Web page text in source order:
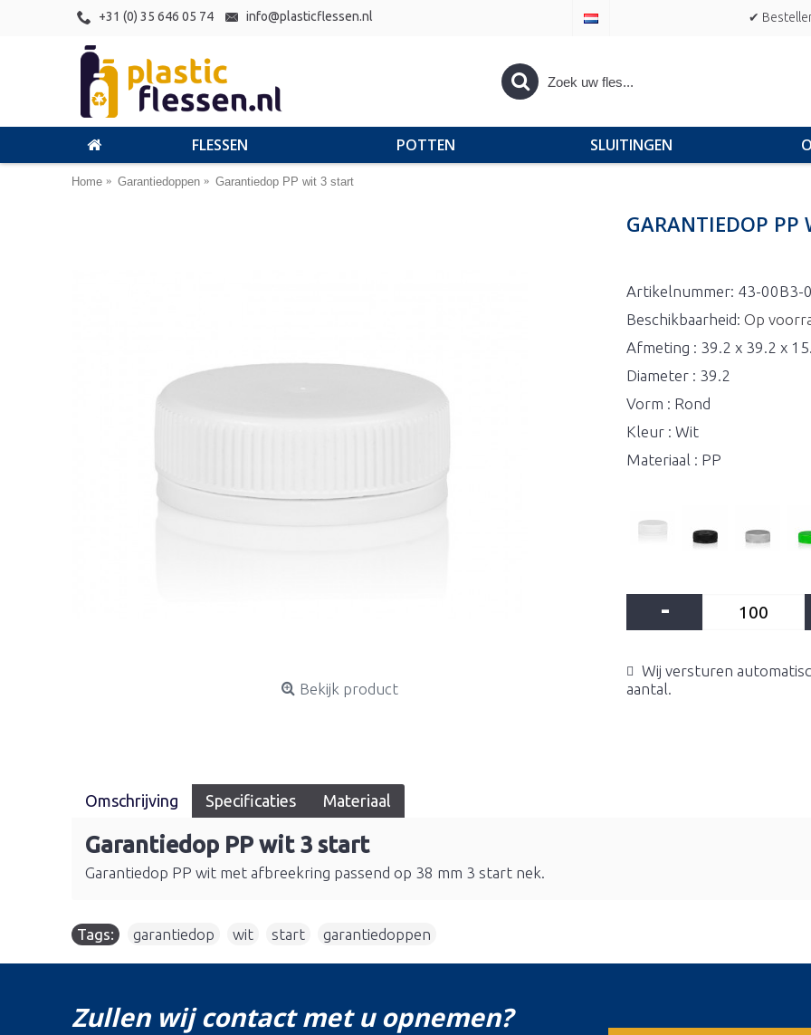
+31 (0) 35 646 05 74 info@plasticflessen.nl ✔
FLESSEN POTTEN SLUITINGEN
Home Garantiedoppen Garantiedop PP wit 3 start
Bekijk product
GARANTIEDOP PP
Artikelnummer: 43-00B3-
Beschikbaarheid: Op
Afmeting : 39.2 x 39.2 x
Diameter : 39.2
Vorm : Rond
Kleur : Wit
Materiaal : PP
-
Wij versturen
aantal.
Omschrijving Specificaties Materiaal
Garantiedop PP wit 3 start
Garantiedop PP wit met afbreekring passend op 38 mm 3 start nek.
Tags: garantiedop wit start garantiedoppen
Zullen wij contact met u opnemen?